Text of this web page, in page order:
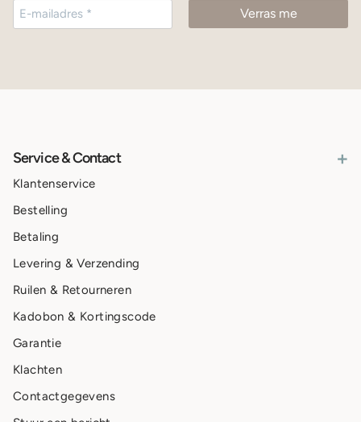
Service & Contact +
Klantenservice
Bestelling
Betaling
Levering & Verzending
Ruilen & Retourneren
Kadobon & Kortingscode
Garantie
Klachten
Contactgegevens